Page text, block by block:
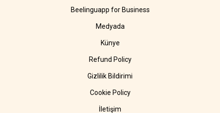
Beelinguapp for Business
Medyada
Künye
Refund Policy
Gizlilik Bildirimi
Cookie Policy
İletişim